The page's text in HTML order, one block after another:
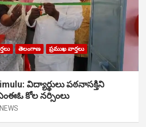
తెలంగాణ
ప్రముఖ వార్తలు
విద్యార్థులు పఠ‌నాసక్తిని
కోల నర్సింలు